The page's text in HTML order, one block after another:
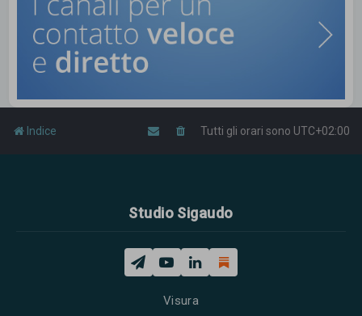
Indice Tutti gli orari sono UTC+02:00
Studio Sigaudo
Visura